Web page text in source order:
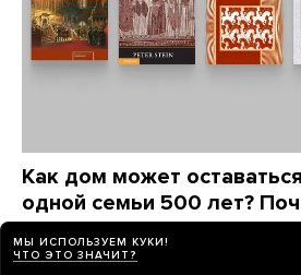
Как дом может
одной семьи 500 лет?
так и не научились
собственность?
МЫ ИСПОЛЬЗУЕМ КУКИ!
ЧТО ЭТО ЗНАЧИТ?